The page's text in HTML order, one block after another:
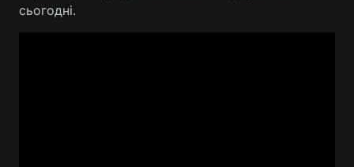
сьогодні.